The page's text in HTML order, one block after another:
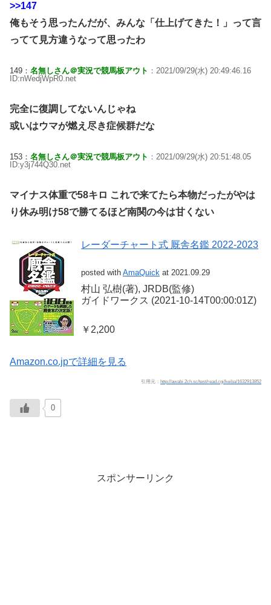
>>147
俺もそう思ったんだが、みんな「仕上げてきた！」って言
ってて見方違うなって思ったわ
149： 名無しさん＠実況で競馬板アウト ：2021/09/29(水) 20:49:46.16
ID:nWedjWpR0.net
完全に復調してないんじゃね
或いはウマが燃え尽き症候群だな
153： 名無しさん＠実況で競馬板アウト ：2021/09/29(水) 20:51:48.05
ID:y3j744Q30.net
マイナス体重で58キロ これで来てたら本物だったがやは
り休み明け58で勝てるほど南関の今は甘くない
レーダーチャート式 厩舎名鑑 2022-2023
posted with AmaQuick at 2021.09.29
村山 弘樹(著), JRDB(監修)
ガイドワークス (2021-10-14T00:00:01Z)
￥2,200
Amazon.co.jpで詳細を見る
引用元： http://awabi.2ch.sc/test/read.cgi/keiba/1632913852
0
スポンサーリンク